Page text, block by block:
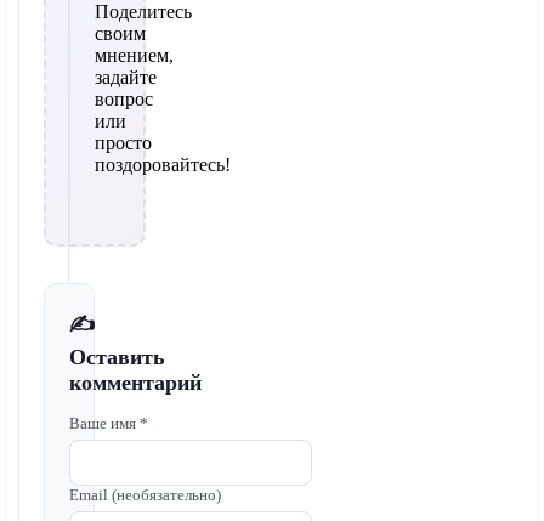
Поделитесь
своим
мнением,
задайте
вопрос
или
просто
поздоровайтесь!
✍️
Оставить
комментарий
Ваше имя *
Email (необязательно)